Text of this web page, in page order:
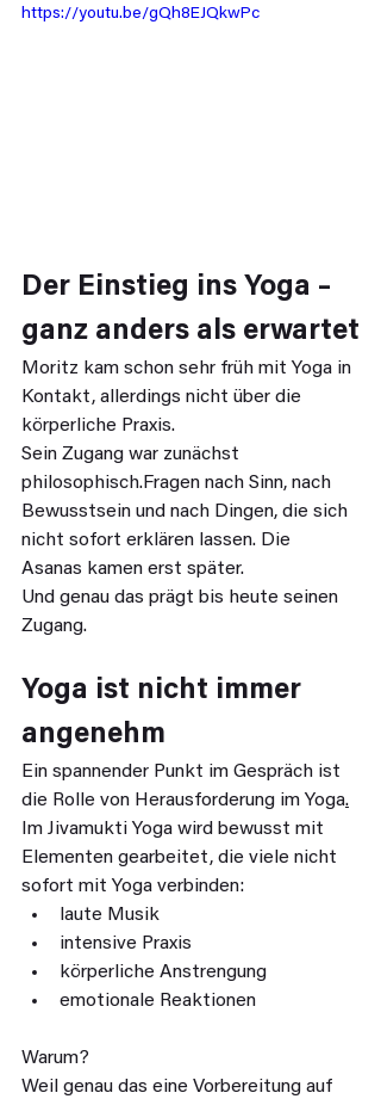
https://youtu.be/gQh8EJQkwPc
Der Einstieg ins Yoga –
ganz anders als erwartet
Moritz kam schon sehr früh mit Yoga in
Kontakt, allerdings nicht über die
körperliche Praxis.
Sein Zugang war zunächst
philosophisch.Fragen nach Sinn, nach
Bewusstsein und nach Dingen, die sich
nicht sofort erklären lassen. Die
Asanas kamen erst später.
Und genau das prägt bis heute seinen
Zugang.
Yoga ist nicht immer
angenehm
Ein spannender Punkt im Gespräch ist
die Rolle von Herausforderung im Yoga.
Im Jivamukti Yoga wird bewusst mit
Elementen gearbeitet, die viele nicht
sofort mit Yoga verbinden:
laute Musik
intensive Praxis
körperliche Anstrengung
emotionale Reaktionen
Warum?
Weil genau das eine Vorbereitung auf